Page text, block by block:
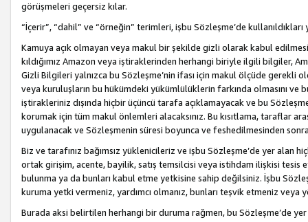
görüşmeleri geçersiz kılar.
“İçerir”, “dahil” ve “örneğin” terimleri, işbu Sözleşme’de
Kamuya açık olmayan veya makul bir şekilde gizli olarak kabul
kıldığımız Amazon veya iştiraklerinden herhangi biriyle ilgili bilgiler,
Gizli Bilgileri yalnızca bu Sözleşme’nin ifası için makul ölçüde gerekli
veya kuruluşların bu hükümdeki yükümlülüklerin farkında olmasını ve
iştirakleriniz dışında hiçbir üçüncü tarafa açıklamayacak ve bu
korumak için tüm makul önlemleri alacaksınız. Bu kısıtlama, taraflar
uygulanacak ve Sözleşmenin süresi boyunca ve feshedilmesinden
Biz ve tarafınız bağımsız yüklenicileriz ve işbu Sözleşme’de yer alan
ortak girişim, acente, bayilik, satış temsilcisi veya istihdam ilişkisi
bulunma ya da bunları kabul etme yetkisine sahip değilsiniz. İşbu
kuruma yetki vermeniz, yardımcı olmanız, bunları teşvik etmeniz
Burada aksi belirtilen herhangi bir duruma rağmen, bu Sözleşme’de